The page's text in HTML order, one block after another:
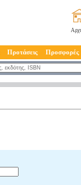
Προτάσεις Προσφορές